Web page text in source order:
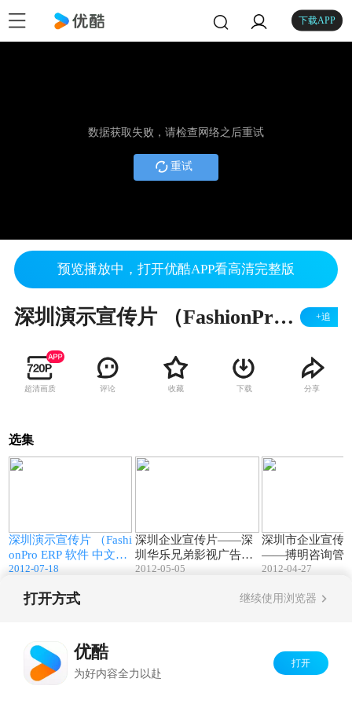
下载APP
数据获取失败，请检查网络之后重试
重试
预览播放中，打开优酷APP看高清完整版
深圳演示宣传片 （FashionPro ERP 软件 中文版）—— 科进电脑软件开发（深圳）有限公司 +追
超清画质 评论 收藏 下载 分享
选集
深圳演示宣传片 （Fashi
onPro ERP 软件 中文
版）—— 科进电脑软件
2012-07-18
深圳企业宣传片——深
圳华乐兄弟影视广告有
限公司宣传片
2012-05-05
深圳市企业宣传
——搏明咨询管
公司
2012-04-27
打开方式 继续使用浏览器
优酷
为好内容全力以赴
打开